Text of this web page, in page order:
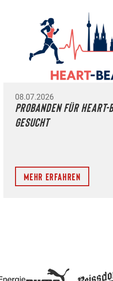
08.07.2026
Probanden für HEART-
gesucht
Mehr erfahren